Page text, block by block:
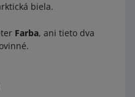
biela.
Farba, ani tieto dva